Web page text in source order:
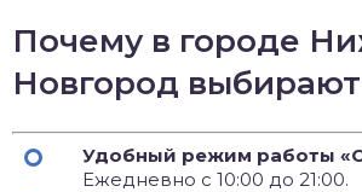
Почему в городе
Новгород
Удобный режим работы
Ежедневно с 10:00 до 21:00.